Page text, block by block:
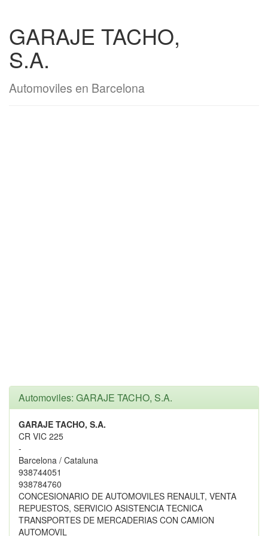
GARAJE TACHO,
S.A.
Automoviles en Barcelona
Automoviles: GARAJE TACHO, S.A.
GARAJE TACHO, S.A.
CR VIC 225
-
Barcelona / Cataluna
938744051
938784760
CONCESIONARIO DE AUTOMOVILES RENAULT, VENTA
REPUESTOS, SERVICIO ASISTENCIA TECNICA
TRANSPORTES DE MERCADERIAS CON CAMION
AUTOMOVIL